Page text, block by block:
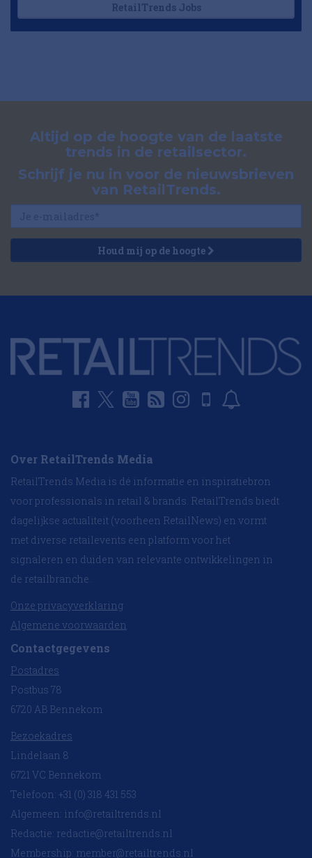
RetailTrends Jobs
Altijd op de hoogte van de laatste
trends in de retailsector.
Schrijf je nu in voor de nieuwsbrieven
van RetailTrends.
Houd mij op de hoogte
Over RetailTrends Media
RetailTrends Media is dé informatie en inspiratiebron
voor professionals in retail & brands. RetailTrends biedt
dagelijkse actualiteit (voorheen RetailNews) en vormt
met diverse retailevents een platform voor het
signaleren en duiden van relevante ontwikkelingen in
de retailbranche.
Onze privacyverklaring
Algemene voorwaarden
Contactgegevens
Postadres
Postbus 78
6720 AB Bennekom
Bezoekadres
Lindelaan 8
6721 VC Bennekom
Telefoon: +31 (0) 318 431 553
Algemeen: info@retailtrends.nl
Redactie: redactie@retailtrends.nl
Membership: member@retailtrends.nl